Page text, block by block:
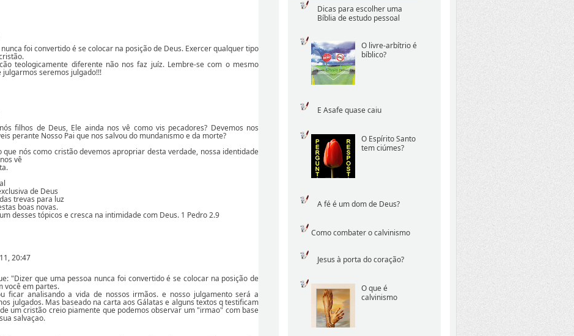
Dicas para escolher uma
Bíblia de estudo pessoal
O livre-arbítrio é
bíblico?
E Asafe quase caiu
O Espírito Santo
tem ciúmes?
A fé é um dom de Deus?
Como combater o calvinismo
Jesus à porta do coração?
O que é
calvinismo
foi convertido é se colocar na posição de Deus. Exercer qualquer tipo
teologicamente diferente não nos faz juíz. Lembre-se com o mesmo
julgarmos seremos julgado!!!
filhos de Deus, Ele ainda nos vê como vis pecadores? Devemos nos
perante Nosso Pai que nos salvou do mundanismo e da morte?
que nós como cristão devemos apropriar desta verdade, nossa identidade
vê
de Deus
trevas para luz
boas novas.
desses tópicos e cresca na intimidade com Deus. 1 Pedro 2.9
20:47
"Dizer que uma pessoa nunca foi convertido é se colocar na posição de
você em partes.
ficar analisando a vida de nossos irmãos. e nosso julgamento será a
julgados. Mas baseado na carta aos Gálatas e alguns textos q testificam
um cristão creio piamente que podemos observar um "irmao" com base
salvaçao.